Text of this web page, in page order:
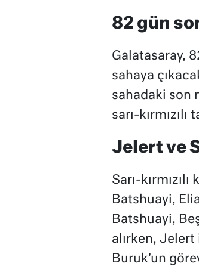
82 gün
Galatasaray,
sahaya
sahadaki son
sarı-
Jelert ve
Sarı-
Batshuayi,
Batshuayi,
alırken,
Buruk’un